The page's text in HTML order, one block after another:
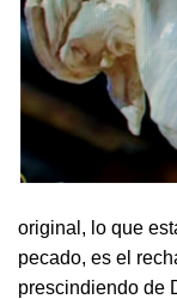
original, lo que
pecado, es el
prescindiendo de